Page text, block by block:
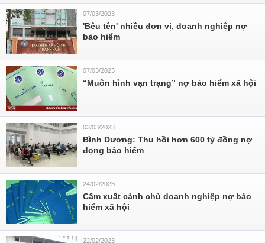
07/03/2023
'Bêu tên' nhiều đơn vị, doanh nghiệp nợ
bảo hiểm
07/03/2023
“Muôn hình vạn trạng” nợ bảo hiểm xã hội
03/03/2023
Bình Dương: Thu hồi hơn 600 tỷ đồng nợ
đọng bảo hiểm
24/02/2023
Cấm xuất cảnh chủ doanh nghiệp nợ bảo
hiểm xã hội
22/02/2023